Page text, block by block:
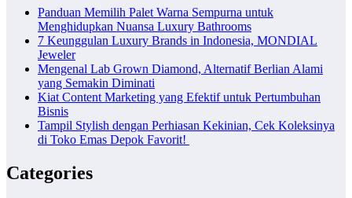
Panduan Memilih Palet Warna Sempurna untuk
Menghidupkan Nuansa Luxury Bathrooms
7 Keunggulan Luxury Brands in Indonesia, MONDIAL
Jeweler
Mengenal Lab Grown Diamond, Alternatif Berlian Alami
yang Semakin Diminati
Kiat Content Marketing yang Efektif untuk Pertumbuhan
Bisnis
Tampil Stylish dengan Perhiasan Kekinian, Cek Koleksinya
di Toko Emas Depok Favorit!
Categories